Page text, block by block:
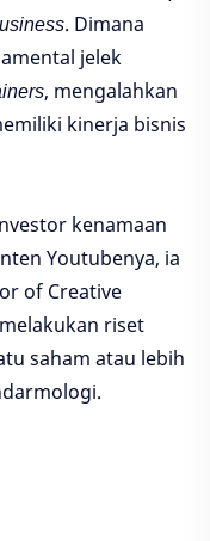
. Dimana
jelek
, mengalahkan
kinerja bisnis
kenamaan
Youtubenya, ia
of Creative
riset
saham atau lebih